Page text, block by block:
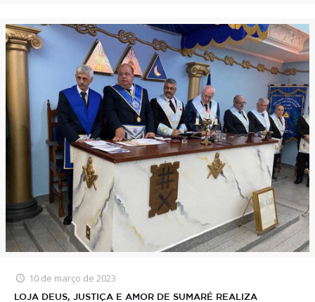
10 de março de 2023
LOJA DEUS, JUSTIÇA E AMOR DE SUMARÉ REALIZA